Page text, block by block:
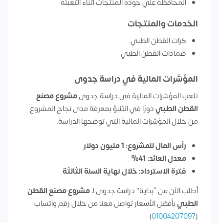
المحافظه علي جوده المنتجات اثناء التعبئه
الخدمات والمنتجات
كرات القطن الطبي.
ضمادات القطن الطبي
المؤشرات المالية في دراسة جدوى
تلعب المؤشرات المالية في دراسة جدوىمشروعمصنع
القطن الطبيدورًا في التنبؤ بمعرفة مدى نجاح المشروع
من خلال المؤشرات المالية التي توضحها الدراسة.
رأس المال للمشروع: 1 مليون دولار
معدل العائد: 41%
فترة الاسترداد: خلال نهاية السنة الثالثة
أطلب الأن من “بداية” دراسة جدوى لـمشروعمصنع القطن
الطبيبأفضل الأسعار تواصل معنا من خلال رقم واتساب
(
01004207097
)